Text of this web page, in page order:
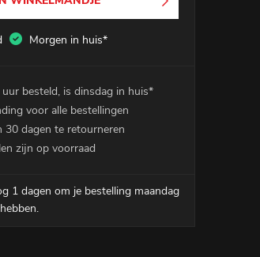
Winkelmandje
Morgen in huis*
besteld, is dinsdag in huis*
voor alle bestellingen
30 dagen te retourneren
zijn op voorraad
1 dagen om je bestelling maandag